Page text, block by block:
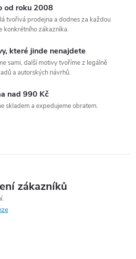
od roku 2008
tvořivá prodejna a dodnes za každou
konkrétního zákazníka.
které jinde nenajdete
sami, další motivy tvoříme z legálně
a autorských návrhů.
nad 990 Kč
skladem a expedujeme obratem.
zákazníků